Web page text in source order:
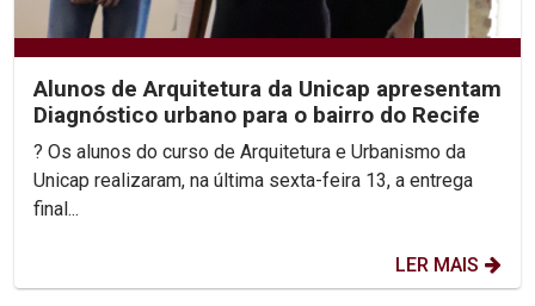
Alunos de Arquitetura da Unicap apresentam
Diagnóstico urbano para o bairro do Recife
? Os alunos do curso de Arquitetura e Urbanismo da
Unicap realizaram, na última sexta-feira 13, a entrega
final...
LER MAIS